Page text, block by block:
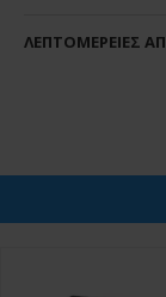
ΛΕΠΤΟΜΈΡΕΙΕΣ